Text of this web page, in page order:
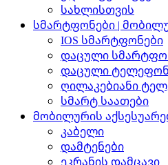
სახლისთვის
სმარტფონები |
IOS სმარტფონები
დაცული
დაცული
ღილაკებიანი
სმარტ საათები
მობილურის
კაბელი
დამტენები
ეკრანის დამცავი